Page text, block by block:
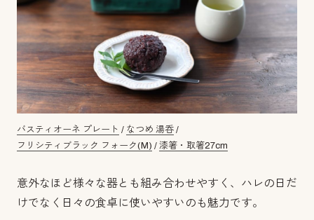
バスティオーネ プレート / なつめ 湯呑 /
フリシティブラック フォーク(M) / 漆箸・取箸27cm
意外なほど様々な器とも組み合わせやすく、ハレの日だ
けでなく日々の食卓に使いやすいのも魅力です。